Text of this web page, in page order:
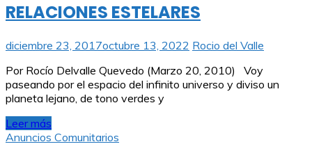
RELACIONES ESTELARES
diciembre 23, 2017octubre 13, 2022 Rocio del Valle
Por Rocío Delvalle Quevedo (Marzo 20, 2010) Voy
paseando por el espacio del infinito universo y diviso un
planeta lejano, de tono verdes y
Leer más
Anuncios Comunitarios